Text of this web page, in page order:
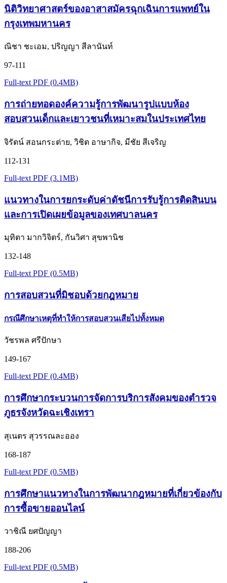
นิติวิทยาศาสตร์ของอาสาสมัครฉุกเฉินการแพทย์ใน
กรุงเทพมหานคร
ณิชา ชะเอม, ปริญญา สีลานันท์
97-111
Full-text PDF (0.4MB)
การถ่ายทอดองค์ความรู้การพัฒนารูปแบบห้อง
สอบสวนเด็กและเยาวชนที่เหมาะสมในประเทศไทย
จิรัตน์ สอนกระต่าย, วิชิต อาษากิจ, มีชัย สีเจริญ
112-131
Full-text PDF (3.1MB)
แนวทางในการยกระดับค่าดัชนีการรับรู้การติดสินบน
และการเปิดเผยข้อมูลของเทศบาลนคร
มุทิตา มากวิจิตร์, กันวิศา สุขพานิช
132-148
Full-text PDF (0.5MB)
การสอบสวนที่มิชอบด้วยกฎหมาย
กรณีศึกษาเหตุที่ทำให้การสอบสวนเสียไปทั้งหมด
วัชรพล ศรีปักษา
149-167
Full-text PDF (0.4MB)
การศึกษากระบวนการจัดการบริการสังคมของตำรวจ
ภูธรจังหวัดฉะเชิงเทรา
สุเนตร สุวรรณละออง
168-187
Full-text PDF (0.5MB)
การศึกษาแนวทางในการพัฒนากฎหมายที่เกี่ยวข้องกับ
การซื้อขายออนไลน์
วาชิณี ยศปัญญา
188-206
Full-text PDF (0.5MB)